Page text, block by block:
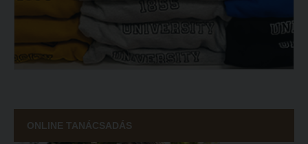
ONLINE TANÁCSADÁS